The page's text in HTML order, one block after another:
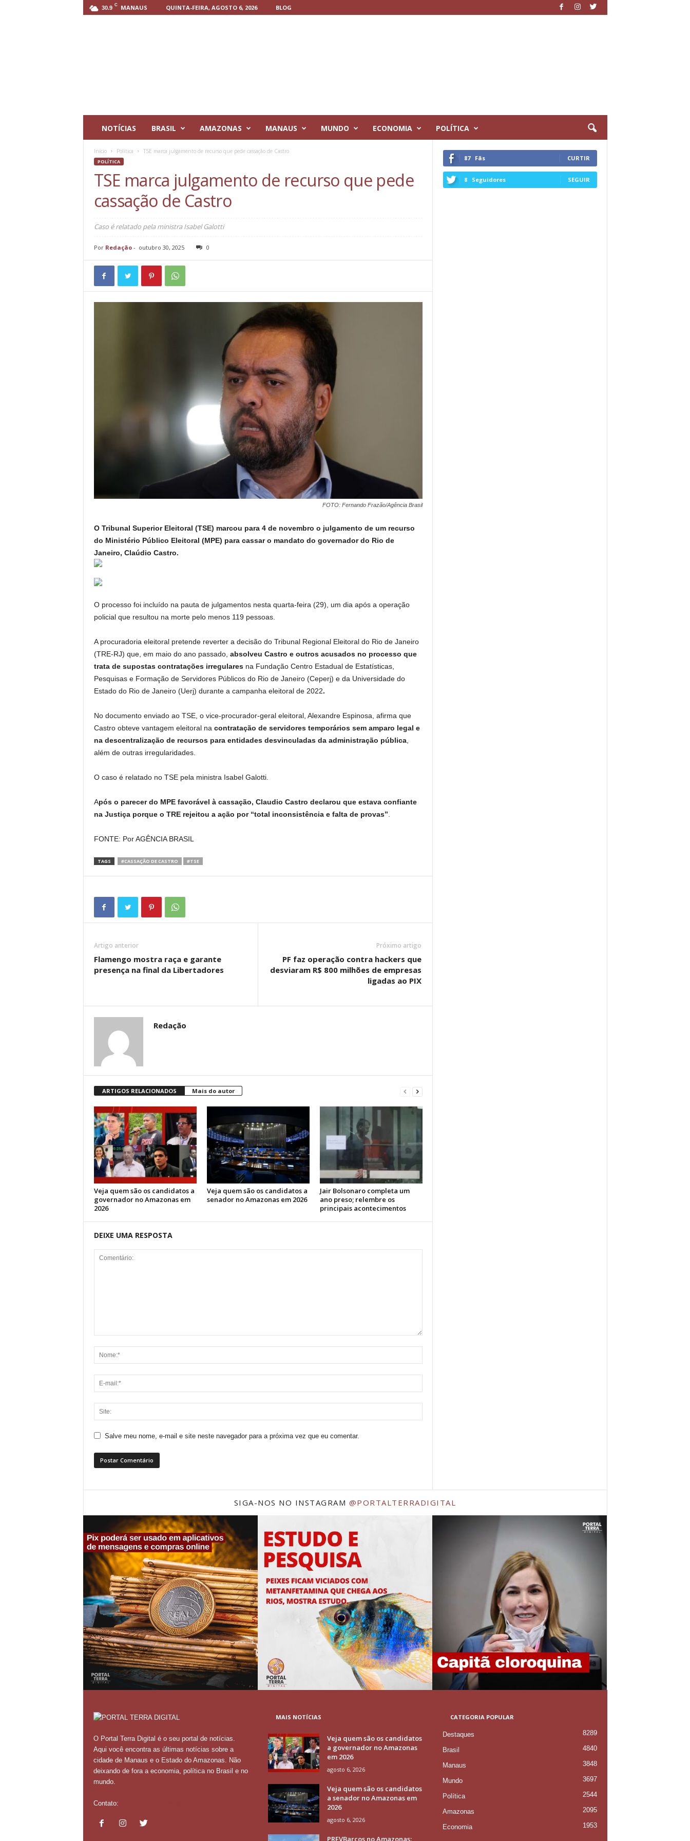
30.9 C MANAUS QUINTA-FEIRA, AGOSTO 6, 2026 BLOG
NOTÍCIAS BRASIL AMAZONAS MANAUS MUNDO ECONOMIA POLÍTICA
Início Política TSE marca julgamento de recurso que pede cassação de Castro
POLÍTICA
TSE marca julgamento de recurso que pede
cassação de Castro
Caso é relatado pela ministra Isabel Galotti
Por Redação- outubro 30, 2025 0
FOTO: Fernando Frazão/Agência Brasil
O Tribunal Superior Eleitoral (TSE) marcou para 4 de novembro o julgamento de um recurso
do Ministério Público Eleitoral (MPE) para cassar o mandato do governador do Rio de
Janeiro, Claúdio Castro.
O processo foi incluído na pauta de julgamentos nesta quarta-feira (29), um dia após a operação
policial que resultou na morte pelo menos 119 pessoas.
A procuradoria eleitoral pretende reverter a decisão do Tribunal Regional Eleitoral do Rio de Janeiro
(TRE-RJ) que, em maio do ano passado, absolveu Castro e outros acusados no processo que
trata de supostas contratações irregulares na Fundação Centro Estadual de Estatísticas,
Pesquisas e Formação de Servidores Públicos do Rio de Janeiro (Ceperj) e da Universidade do
Estado do Rio de Janeiro (Uerj) durante a campanha eleitoral de 2022.
No documento enviado ao TSE, o vice-procurador-geral eleitoral, Alexandre Espinosa, afirma que
Castro obteve vantagem eleitoral na contratação de servidores temporários sem amparo legal e
na descentralização de recursos para entidades desvinculadas da administração pública,
além de outras irregularidades.
O caso é relatado no TSE pela ministra Isabel Galotti.
Após o parecer do MPE favorável à cassação, Claudio Castro declarou que estava confiante
na Justiça porque o TRE rejeitou a ação por “total inconsistência e falta de provas”
FONTE: Por AGÊNCIA BRASIL
TAGS #CASSAÇÃO DE CASTRO #TSE
Artigo anterior
Flamengo mostra raça e garante
presença na final da Libertadores
Próximo artigo
PF faz operação contra hackers que
desviaram R$ 800 milhões de empresas
ligadas ao PIX
Redação
ARTIGOS RELACIONADOS Mais do autor
Veja quem são os candidatos a
governador no Amazonas em
2026
Veja quem são os candidatos a
senador no Amazonas em 2026
Jair Bolsonaro completa um
ano preso; relembre os
principais acontecimentos
DEIXE UMA RESPOSTA
Salve meu nome, e-mail e site neste navegador para a próxima vez que eu comentar.
87 Fãs CURTIR
8 Seguidores SEGUIR
SIGA-NOS NO INSTAGRAM @PORTALTERRADIGITAL
O Portal Terra Digital é o seu portal de notícias.
Aqui você encontra as últimas notícias sobre a
cidade de Manaus e o Estado do Amazonas. Não
deixando de fora a economia, política no Brasil e no
mundo.
Contato:
MAIS NOTÍCIAS
Veja quem são os candidatos
a governador no Amazonas
em 2026
agosto 6, 2026
Veja quem são os candidatos
a senador no Amazonas em
2026
agosto 6, 2026
PREVBarcos no Amazonas:
CATEGORIA POPULAR
Destaques 8289
Brasil 4840
Manaus 3848
Mundo 3697
Política 2544
Amazonas 2095
Economia 1953